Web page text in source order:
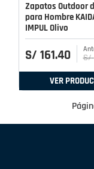
Zapatos Outdoor
para Hombre
IMPUL Olivo
S/ 161.40 S/
VER